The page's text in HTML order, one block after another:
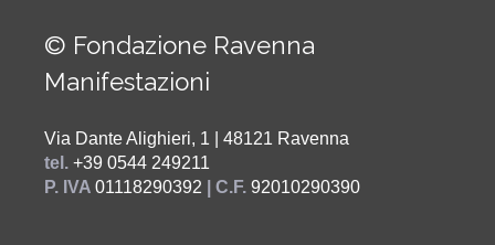
© Fondazione Ravenna
Manifestazioni
Via Dante Alighieri, 1 | 48121 Ravenna
tel. +39 0544 249211
P. IVA 01118290392 | C.F. 92010290390